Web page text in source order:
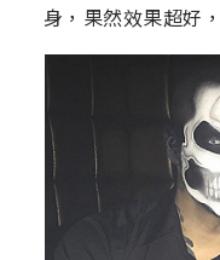
身，果然效果超好